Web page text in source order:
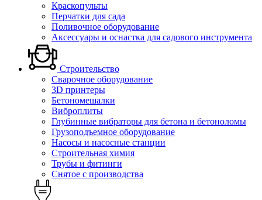
Краскопульты
Перчатки для сада
Поливочное оборудование
Аксессуары и оснастка для садового инструмента
Строительство
Сварочное оборудование
3D принтеры
Бетономешалки
Виброплиты
Глубинные вибраторы для бетона и бетоноломы
Грузоподъемное оборудование
Насосы и насосные станции
Строительная химия
Трубы и фитинги
Снятое с производства